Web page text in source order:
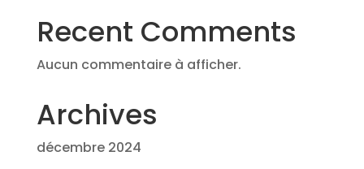
Recent Comments
Aucun commentaire à afficher.
Archives
décembre 2024